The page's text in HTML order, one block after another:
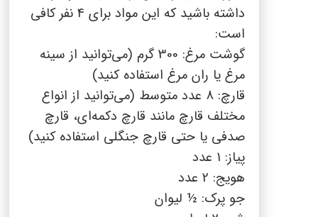
داشته باشید که این مواد برای 4 نفر کافی
است:
گوشت مرغ: 300 گرم (می‌توانید از سینه
مرغ یا ران مرغ استفاده کنید)
قارچ: 8 عدد متوسط (می‌توانید از انواع
مختلف قارچ مانند قارچ دکمه‌ای، قارچ
صدفی یا حتی قارچ جنگلی استفاده کنید)
پیاز: 1 عدد
هویج: 2 عدد
جو پرک: ½ لیوان